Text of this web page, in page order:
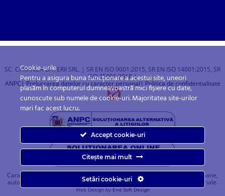
SC. CARANDA BATERII SRL. | SR EN ISO 9001:2015, SR EN ISO 14001:2015, SR
ISO 45001:2018 |
ANPC | Prelucrarea datelor cu caracter personal| Politica de confidentialitate
Caranda.ro este un magazin online cu baterii pentru automobile, camioane,
autobuze, vagoane, motociclete, tractiune, stationare si aplicatii industriale.
Web Design byEnd Soft Design
Cookie-urile
Pentru a asigura buna funcționare a acestui site, uneori
plasăm în computerul dumneavoastră mici fișiere cu date,
cunoscute sub numele de cookie-uri. Majoritatea site-urilor
mari fac acest lucru.
Accept cookie-uri
Citește mai mult
Setări cookie-uri